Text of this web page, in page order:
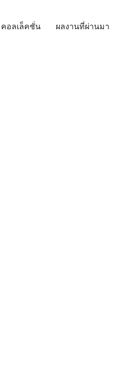
คอลเล็คชั่น ผลงานที่ผ่านมา